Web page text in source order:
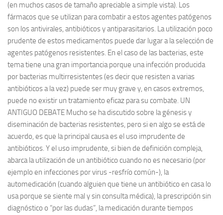
(en muchos casos de tamaño apreciable a simple vista). Los
fármacos que se utilizan para combatir a estos agentes patógenos
son los antivirales, antibióticos y antiparasitarios. La utilización poco
prudente de estos medicamentos puede dar lugar a la selección de
agentes patógenos resistentes. En el caso de las bacterias, este
tema tiene una gran importancia porque una infección producida
por bacterias multirresistentes (es decir que resisten a varias
antibióticos a la vez) puede ser muy grave y, en casos extremos,
puede no existir un tratamiento eficaz para su combate. UN
ANTIGUO DEBATE Mucho se ha discutido sobre la génesis y
diseminación de bacterias resistentes, pero si en algo se está de
acuerdo, es que la principal causa es el uso imprudente de
antibióticos. Y el uso imprudente, si bien de definición compleja,
abarca la utilización de un antibiótico cuando no es necesario (por
ejemplo en infecciones por virus -resfrío común-), la
automedicación (cuando alguien que tiene un antibiótico en casa lo
usa porque se siente mal y sin consulta médica), la prescripción sin
diagnóstico o “por las dudas”, la medicación durante tiempos